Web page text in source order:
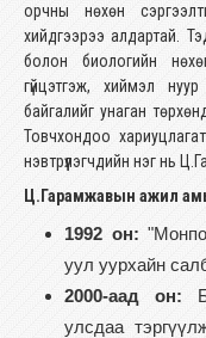
орчны нөхөн
хийдгээрээ алдартай.
болон биологийн
гүйцэтгэж, хиймэл
байгалийг унаган
Товчхондоо
нэвтрүүлэгчдийн нэг нь
Ц.Гарамжавын ажил
1992 он:
уул уурхайн
2000-аад он:
улсдаа